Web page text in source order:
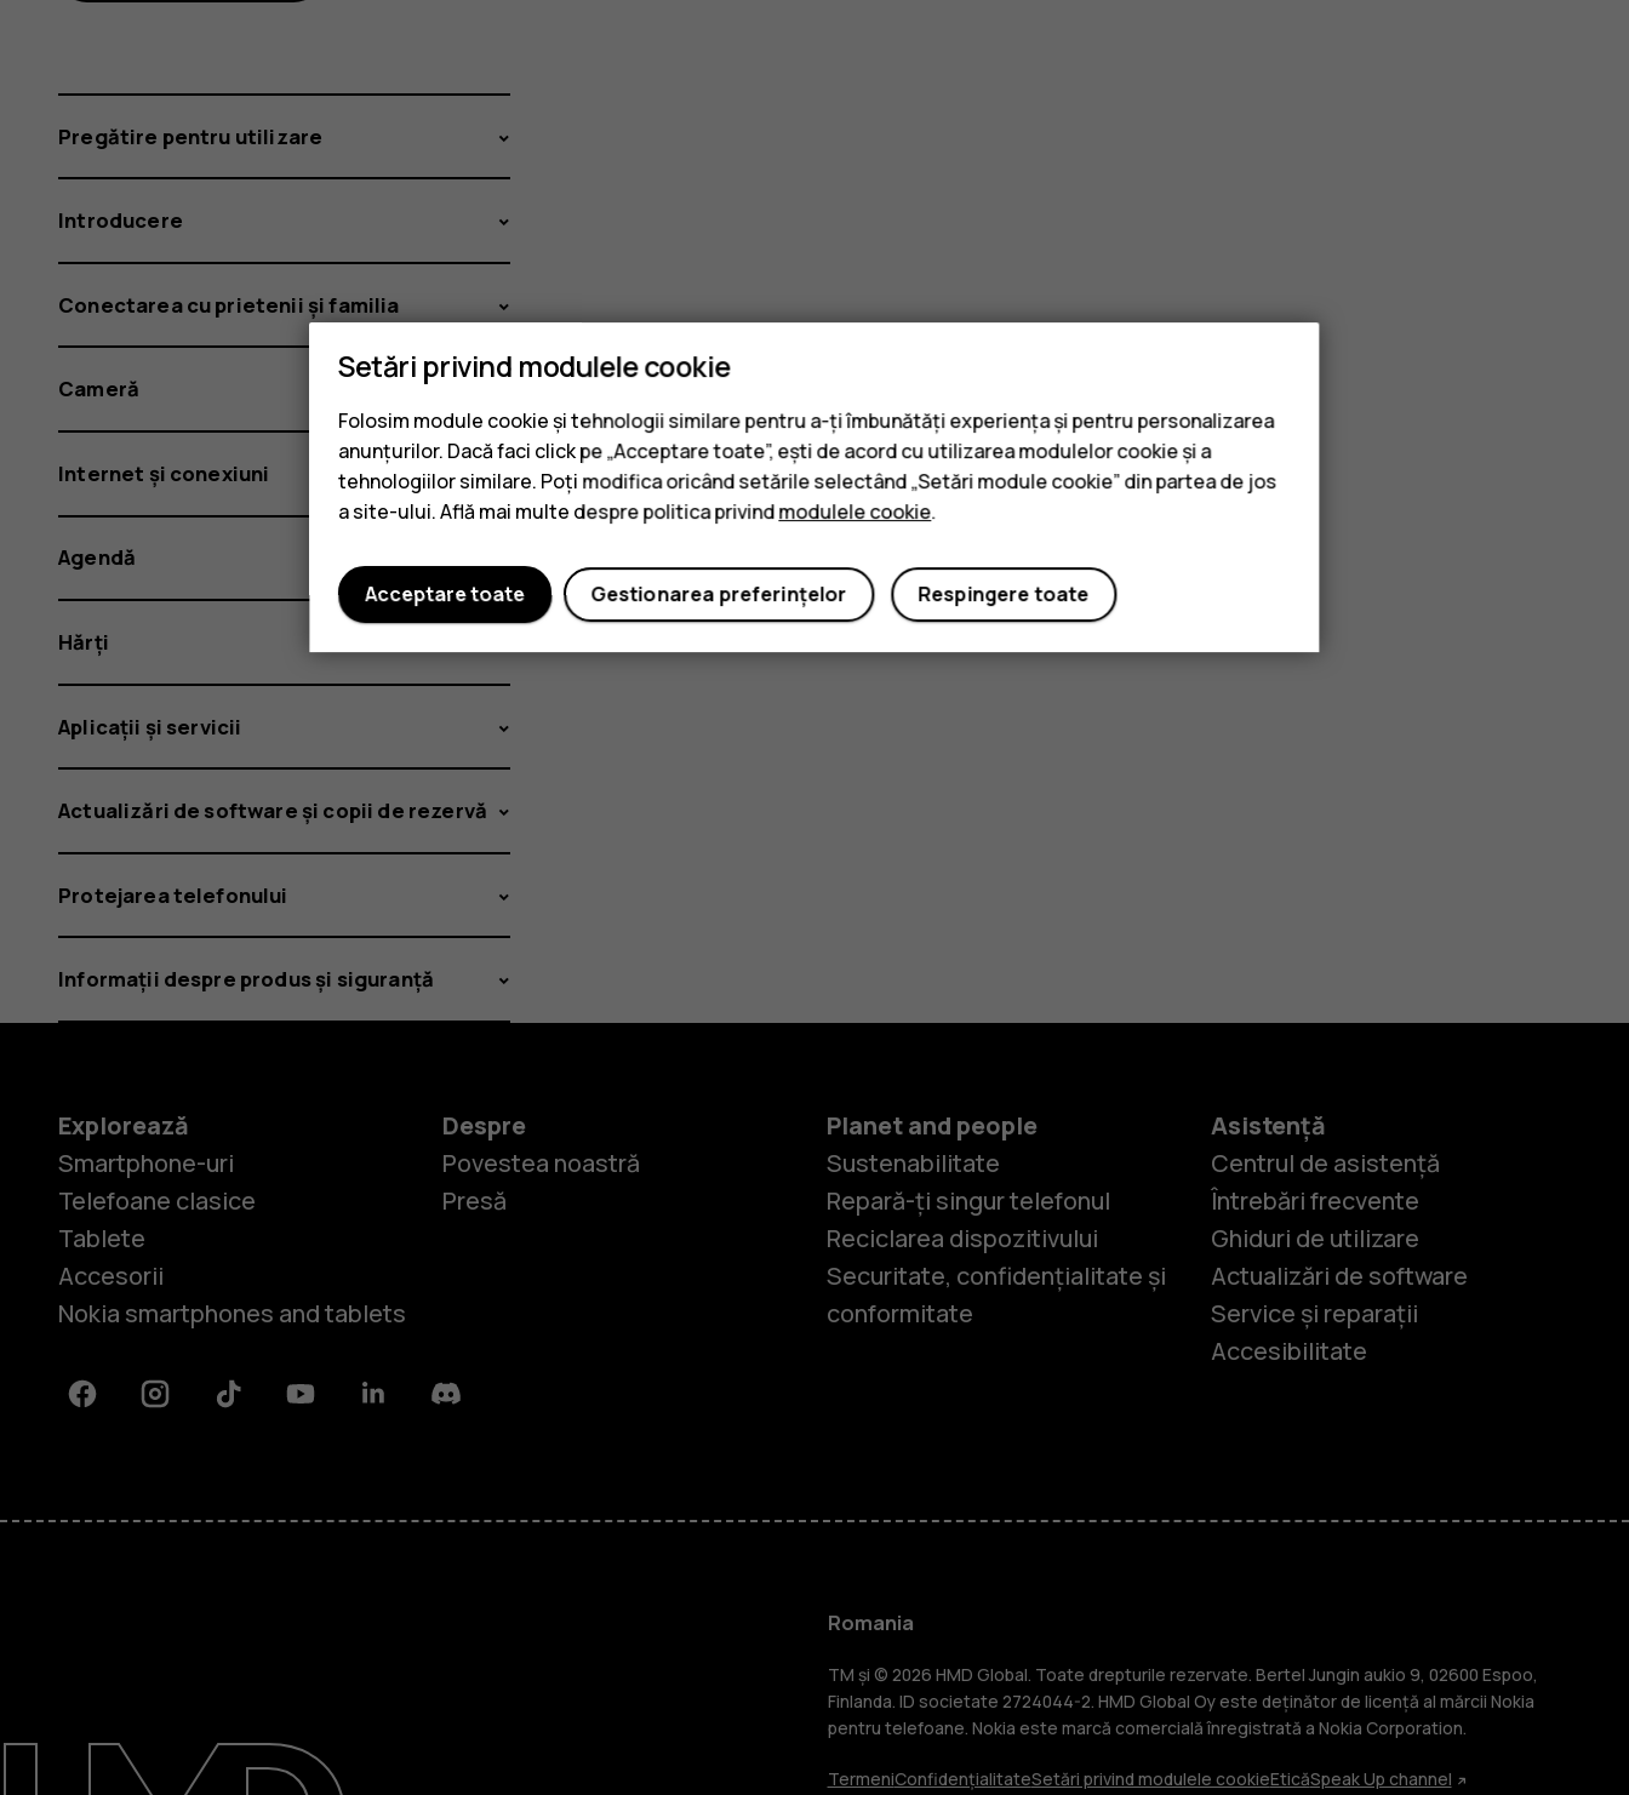
Smartphone-uri
Telefoane clasice
Accesorii
Asistență
Pregătire pentru utilizare
Introducere
Conectarea cu prietenii și familia
Cameră
Internet și conexiuni
Agendă
Hărți
Aplicații și servicii
Actualizări de software și copii de rezervă
Protejarea telefonului
Informații despre produs și siguranță
Explorează
Smartphone-uri
Telefoane clasice
Tablete
Accesorii
Nokia smartphones and tablets
Despre
Povestea noastră
Presă
Planet and people
Sustenabilitate
Repară-ți singur telefonul
Reciclarea dispozitivului
Securitate, confidențialitate și
conformitate
Asistență
Centrul de asistență
Întrebări frecvente
Ghiduri de utilizare
Actualizări de software
Service și reparații
Accesibilitate
FacebookInstagramTiktok YoutubeLinkedinDiscord
Romania
TM și © 2026 HMD Global. Toate drepturile rezervate. Bertel Jungin aukio 9, 02600 Espoo,
Finlanda. ID societate 2724044-2. HMD Global Oy este deținător de licență al mărcii Nokia
pentru telefoane. Nokia este marcă comercială înregistrată a Nokia Corporation.
TermeniConfidențialitateSetări privind modulele cookieEticăSpeak Up channel
Setări privind modulele cookie
Folosim module cookie și tehnologii similare pentru a-ți îmbunătăți experiența și pentru personalizarea
anunțurilor. Dacă faci click pe „Acceptare toate”, ești de acord cu utilizarea modulelor cookie și a
tehnologiilor similare. Poți modifica oricând setările selectând „Setări module cookie” din partea de jos
a site-ului. Află mai multe despre politica privindmodulele cookie.
Respingere toate
Gestionarea preferințelor
Acceptare toate